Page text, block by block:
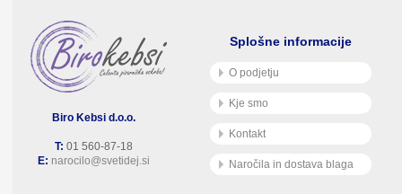
Biro Kebsi d.o.o.
T: 01 560-87-18
E: narocilo@svetidej.si
Splošne informacije
O podjetju
Kje smo
Kontakt
Naročila in dostava blaga